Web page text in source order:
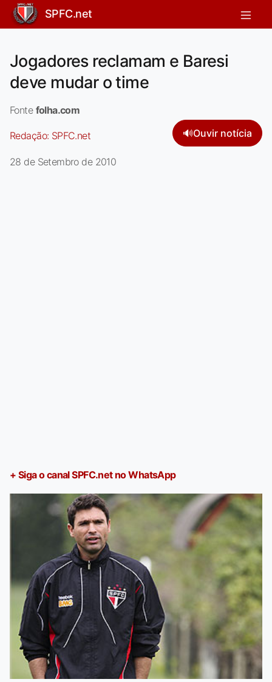
SPFC.net
Jogadores reclamam e Baresi
deve mudar o time
Fonte folha.com
Redação: SPFC.net 🔊Ouvir notícia
28 de Setembro de 2010
+ Siga o canal SPFC.net no WhatsApp